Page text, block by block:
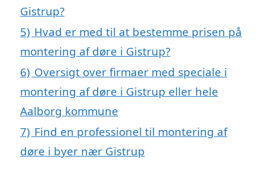
Gistrup?
5) Hvad er med til at bestemme prisen på
montering af døre i Gistrup?
6) Oversigt over firmaer med speciale i
montering af døre i Gistrup eller hele
Aalborg kommune
7) Find en professionel til montering af
døre i byer nær Gistrup